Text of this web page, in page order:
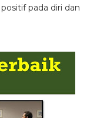
pada diri dan